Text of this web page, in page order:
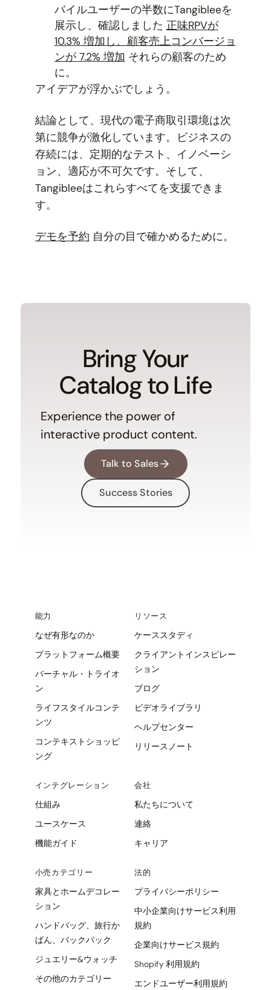
バイルユーザーの半数にTangibleeを
展示し、確認しました 正味RPVが
10.3% 増加し、顧客売上コンバージョ
ンが 7.2% 増加 それらの顧客のため
に。
アイデアが浮かぶでしょう。
結論として、現代の電子商取引環境は次
第に競争が激化しています。ビジネスの
存続には、定期的なテスト、イノベーシ
ョン、適応が不可欠です。そして、
Tangibleeはこれらすべてを支援できま
す。
デモを予約 自分の目で確かめるために。
Bring Your
Catalog to Life
Experience the power of
interactive product content.
Talk to Sales
Success Stories
能力
なぜ有形なのか
プラットフォーム概要
バーチャル・トライオ
ン
ライフスタイルコンテ
ンツ
コンテキストショッピ
ング
インテグレーション
仕組み
ユースケース
機能ガイド
小売カテゴリー
家具とホームデコレー
ション
ハンドバッグ、旅行か
ばん、バックパック
ジュエリー&ウォッチ
その他のカテゴリー
リソース
ケーススタディ
クライアントインスピレー
ション
ブログ
ビデオライブラリ
ヘルプセンター
リリースノート
会社
私たちについて
連絡
キャリア
法的
プライバシーポリシー
中小企業向けサービス利用
規約
企業向けサービス規約
Shopify 利用規約
エンドユーザー利用規約